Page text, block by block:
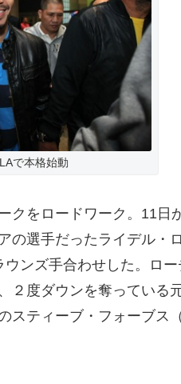
で本格始動
をロードワーク。11日
の選手だったライデル・
ンズ手合わせした。ロ
２度ダウンを奪っている
スティーブ・フォーブス